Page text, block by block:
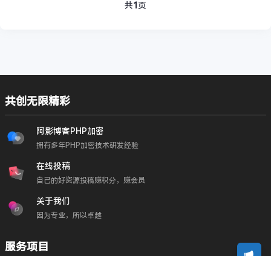
共1 页
共创无限精彩
阿影博客PHP加密
拥有多年PHP加密技术研发经验
在线投稿
自己的好资源投稿赚积分，赚会员
关于我们
因为专业，所以卓越
服务项目